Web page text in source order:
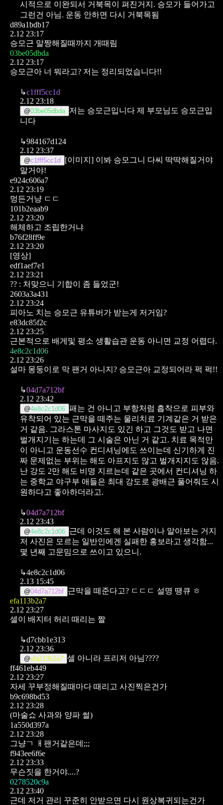
시적으로 이완되서 거북목이 펴진거지. 승모가 들어가고
그런건 아님. 운동 안하면 다시 거북목됨
d89a1bdb17
2.12 23:17
승모근 말짱해질때까지 개때림
03be05dbda
2.12 23:17
승모근아 너 뭐라고? 저는 정리되었습니다!!
↳c1fff5cc1d
2.12 23:18
@03be05dbda 저는 승모근입니다 제 부모님도 승모근입
니다
↳984167d124
2.12 23:37
@c1fff5cc1d [이미지] 이봐 승모그니 다씨 딱딱해질거야
말거야!
e924c606a7
2.12 23:19
멍든거냥 ㄷㄷ
101b2eaab9
2.12 23:20
해체하고 조립한거냐
b76f28ff9e
2.12 23:20
[영상]
edf1aef7e1
2.12 23:21
?? : 처맞으니 기합이 좀 들었군!
2603a3a431
2.12 23:24
피아노 치는 승모근 유튜버가 받는게 저거임?
e83dc85f2c
2.12 23:25
근본적으로 배게및 평소 생활습관 운동 아니면 교정 어렵다.
4e8c2c1d06
2.12 23:26
설마 몽둥이로 막 팬거 아니지? 승모근아 교정되어라 퍽 퍽!!
↳04d7a712bf
2.12 23:42
@4e8c2c1d06 패는 건 아니고 부항처럼 흡착으로 피부와
유착되어 있는 근막을 떼주는 물리치료 기계같은 거 받은
거 같음. 그라스톤 마사지도 있긴 하고 그것도 받고 나면
벌개지기는 하는데 그 시술은 아닌 거 같고. 치료 목적만
이 아니고 운동선수 컨디셔닝에도 쓰이는데 신기하게 진
짜 문제없는 부위는 해도 아프지도 않고 벌개지지도 않음.
난 강도 2만 해도 비명 지르는데 같은 곳에서 컨디셔닝 하
는 중학교 야구부 애들은 최대 강도로 광배근 풀어줘도 시
원하다고 좋아하더라고.
↳04d7a712bf
2.12 23:43
@4e8c2c1d06 근데 이것도 해 본 사람이나 알아보는 거지
저 사진은 모르는 일반인에겐 실패한 홍보라고 생각함...
몇 년째 고문밈으로 쓰이고 있으니.
↳4e8c2c1d06
2.13 15:45
@04d7a712bf 근막을 떼준다고? ㄷㄷㄷ 설명 땡큐 ㅎ
efa113b2a7
2.12 23:27
셀이 배지터 허리 때리는 짤
↳d7cbb1e313
2.12 23:36
@efa113b2a7 셀 아니라 프리저 아님????
ff461eb449
2.12 23:27
자세 꾸부정해질때마다 때리고 사진찍은건가
b9c698bd53
2.12 23:28
(마술쇼 사과와 양파 썰)
1a550d397a
2.12 23:28
그냥ㄱ ㅐ팬거같은데;;;
f943ee6f6e
2.12 23:33
무슨짓을 한거야....?
0278520c9a
2.12 23:40
근데 저거 관리 꾸준히 안받으면 다시 원상복귀되는건가